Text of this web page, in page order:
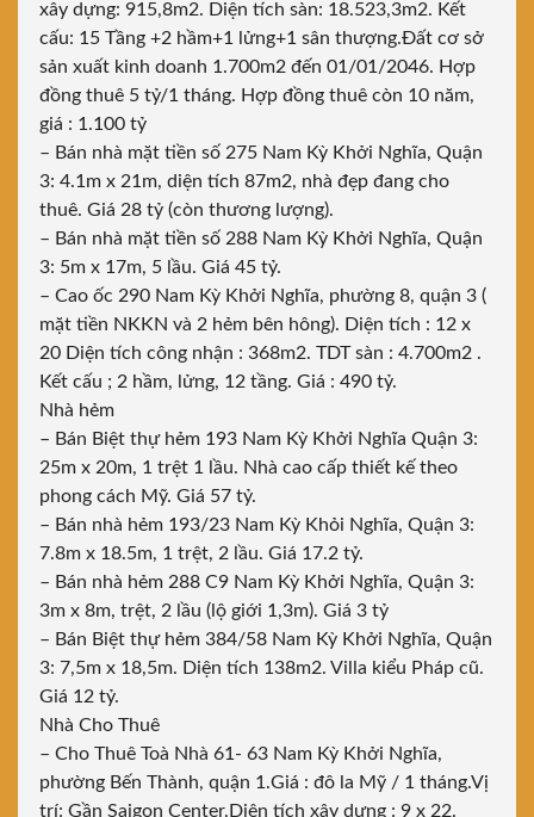
xây dựng: 915,8m2. Diện tích sàn: 18.523,3m2. Kết
cấu: 15 Tầng +2 hầm+1 lửng+1 sân thượng.Đất cơ sở
sản xuất kinh doanh 1.700m2 đến 01/01/2046. Hợp
đồng thuê 5 tỷ/1 tháng. Hợp đồng thuê còn 10 năm,
giá : 1.100 tỷ
– Bán nhà mặt tiền số 275 Nam Kỳ Khởi Nghĩa, Quận
3: 4.1m x 21m, diện tích 87m2, nhà đẹp đang cho
thuê. Giá 28 tỷ (còn thương lượng).
– Bán nhà mặt tiền số 288 Nam Kỳ Khởi Nghĩa, Quận
3: 5m x 17m, 5 lầu. Giá 45 tỷ.
– Cao ốc 290 Nam Kỳ Khởi Nghĩa, phường 8, quận 3 (
mặt tiền NKKN và 2 hẻm bên hông). Diện tích : 12 x
20 Diện tích công nhận : 368m2. TDT sàn : 4.700m2 .
Kết cấu ; 2 hầm, lửng, 12 tầng. Giá : 490 tỷ.
Nhà hẻm
– Bán Biệt thự hẻm 193 Nam Kỳ Khởi Nghĩa Quận 3:
25m x 20m, 1 trệt 1 lầu. Nhà cao cấp thiết kế theo
phong cách Mỹ. Giá 57 tỷ.
– Bán nhà hẻm 193/23 Nam Kỳ Khỏi Nghĩa, Quận 3:
7.8m x 18.5m, 1 trệt, 2 lầu. Giá 17.2 tỷ.
– Bán nhà hẻm 288 C9 Nam Kỳ Khởi Nghĩa, Quận 3:
3m x 8m, trệt, 2 lầu (lộ giới 1,3m). Giá 3 tỷ
– Bán Biệt thự hẻm 384/58 Nam Kỳ Khởi Nghĩa, Quận
3: 7,5m x 18,5m. Diện tích 138m2. Villa kiểu Pháp cũ.
Giá 12 tỷ.
Nhà Cho Thuê
– Cho Thuê Toà Nhà 61- 63 Nam Kỳ Khởi Nghĩa,
phường Bến Thành, quận 1.Giá : đô la Mỹ / 1 tháng.Vị
trí: Gần Saigon Center.Diện tích xây dựng : 9 x 22.